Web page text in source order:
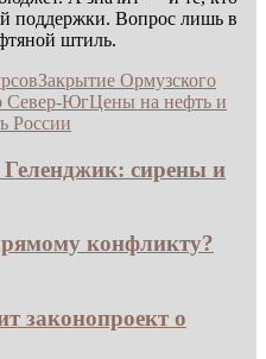
поддержки. Вопрос лишь в
штиль.
Закрытие Ормузского
Север-ЮгЦены на нефть и
России
Геленджик: сирены и
конфликту?
законопроект о